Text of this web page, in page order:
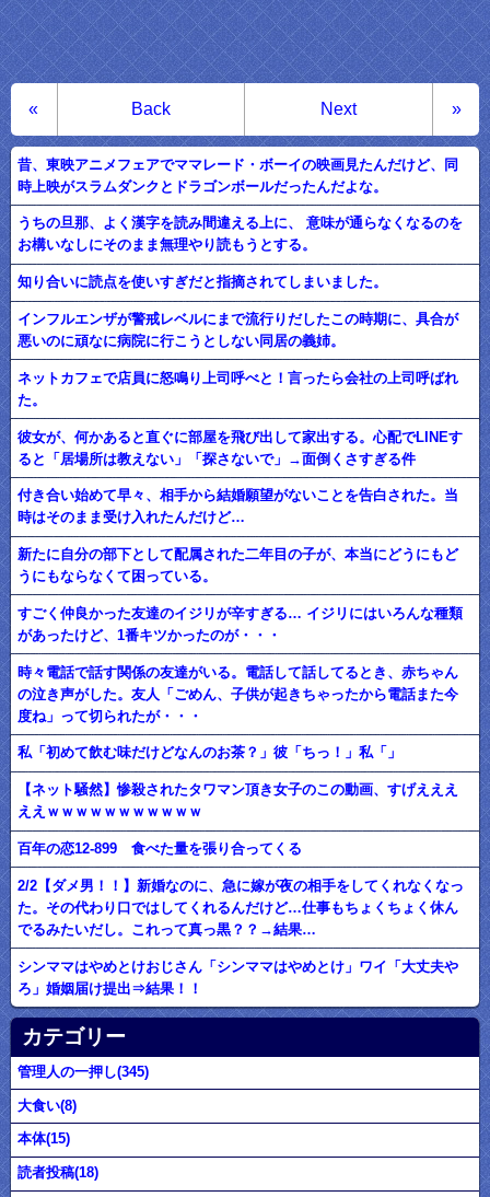
« Back »
Next
昔、東映アニメフェアでママレード・ボーイの映画見たんだけど、同
時上映がスラムダンクとドラゴンボールだったんだよな。
うちの旦那、よく漢字を読み間違える上に、 意味が通らなくなるのを
お構いなしにそのまま無理やり読もうとする。
知り合いに読点を使いすぎだと指摘されてしまいました。
インフルエンザが警戒レベルにまで流行りだしたこの時期に、具合が
悪いのに頑なに病院に行こうとしない同居の義姉。
ネットカフェで店員に怒鳴り上司呼べと！言ったら会社の上司呼ばれ
た。
彼女が、何かあると直ぐに部屋を飛び出して家出する。心配でLINEす
ると「居場所は教えない」「探さないで」→面倒くさすぎる件
付き合い始めて早々、相手から結婚願望がないことを告白された。当
時はそのまま受け入れたんだけど…
新たに自分の部下として配属された二年目の子が、本当にどうにもど
うにもならなくて困っている。
すごく仲良かった友達のイジリが辛すぎる… イジリにはいろんな種類
があったけど、1番キツかったのが・・・
時々電話で話す関係の友達がいる。電話して話してるとき、赤ちゃん
の泣き声がした。友人「ごめん、子供が起きちゃったから電話また今
度ね」って切られたが・・・
私「初めて飲む味だけどなんのお茶？」彼「ちっ！」私「」
【ネット騒然】惨殺されたタワマン頂き女子のこの動画、すげえええ
ええｗｗｗｗｗｗｗｗｗｗｗ
百年の恋12-899 食べた量を張り合ってくる
2/2【ダメ男！！】新婚なのに、急に嫁が夜の相手をしてくれなくなっ
た。その代わり口ではしてくれるんだけど…仕事もちょくちょく休ん
でるみたいだし。これって真っ黒？？→結果…
シンママはやめとけおじさん「シンママはやめとけ」ワイ「大丈夫や
ろ」婚姻届け提出⇒結果！！
カテゴリー
管理人の一押し(345)
大食い(8)
本体(15)
読者投稿(18)